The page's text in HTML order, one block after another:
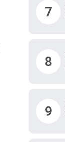
7
8
9